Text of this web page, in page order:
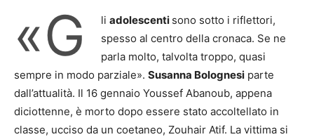
«G li adolescenti sono sotto i riflettori,
spesso al centro della cronaca. Se ne
parla molto, talvolta troppo, quasi
sempre in modo parziale». Susanna Bolognesi parte
dall’attualità. Il 16 gennaio Youssef Abanoub, appena
diciottenne, è morto dopo essere stato accoltellato in
classe, ucciso da un coetaneo, Zouhair Atif. La vittima si